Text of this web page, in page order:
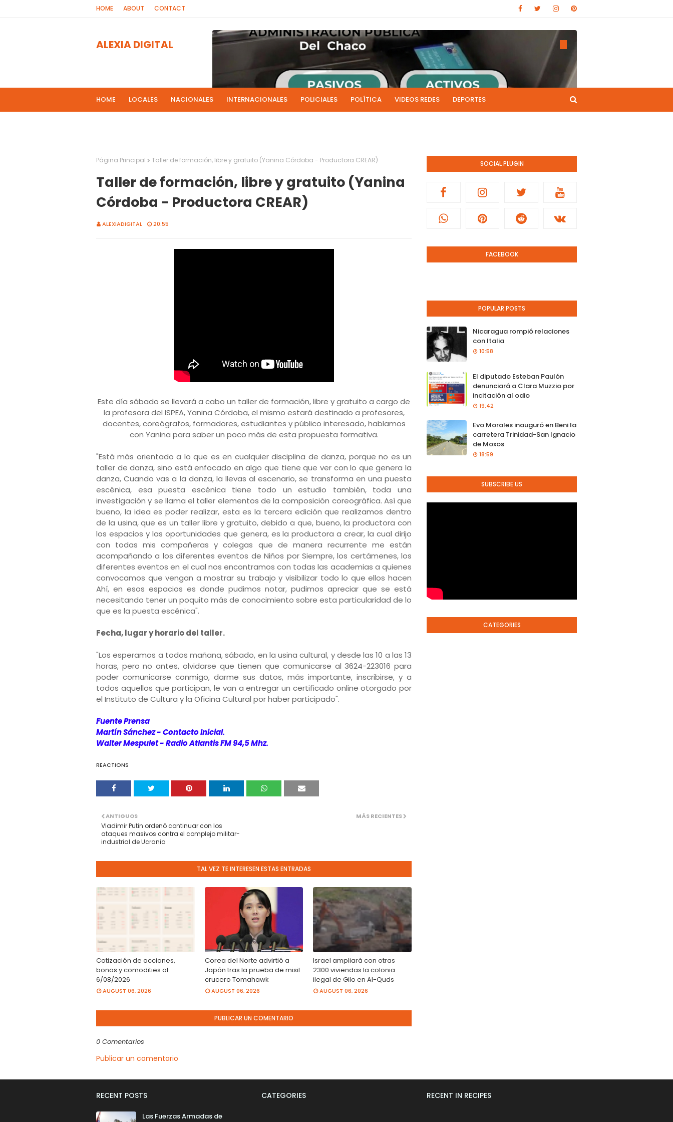
HOME ABOUT CONTACT
ALEXIA DIGITAL
HOME LOCALES NACIONALES INTERNACIONALES POLICIALES POLÍTICA VIDEOS REDES DEPORTES
Página Principal Taller de formación, libre y gratuito (Yanina Córdoba - Productora CREAR)
Taller de formación, libre y gratuito (Yanina
Córdoba - Productora CREAR)
ALEXIADIGITAL 20:55
Este día sábado se llevará a cabo un taller de formación, libre y gratuito a cargo de
la profesora del ISPEA, Yanina Córdoba, el mismo estará destinado a profesores,
docentes, coreógrafos, formadores, estudiantes y público interesado, hablamos
con Yanina para saber un poco más de esta propuesta formativa.
"Está más orientado a lo que es en cualquier disciplina de danza, porque no es un
taller de danza, sino está enfocado en algo que tiene que ver con lo que genera la
danza, Cuando vas a la danza, la llevas al escenario, se transforma en una puesta
escénica, esa puesta escénica tiene todo un estudio también, toda una
investigación y se llama el taller elementos de la composición coreográfica. Así que
bueno, la idea es poder realizar, esta es la tercera edición que realizamos dentro
de la usina, que es un taller libre y gratuito, debido a que, bueno, la productora con
los espacios y las oportunidades que genera, es la productora a crear, la cual dirijo
con todas mis compañeras y colegas que de manera recurrente me están
acompañando a los diferentes eventos de Niños por Siempre, los certámenes, los
diferentes eventos en el cual nos encontramos con todas las academias a quienes
convocamos que vengan a mostrar su trabajo y visibilizar todo lo que ellos hacen
Ahí, en esos espacios es donde pudimos notar, pudimos apreciar que se está
necesitando tener un poquito más de conocimiento sobre esta particularidad de lo
que es la puesta escénica".
Fecha, lugar y horario del taller.
"Los esperamos a todos mañana, sábado, en la usina cultural, y desde las 10 a las 13
horas, pero no antes, olvidarse que tienen que comunicarse al 3624-223016 para
poder comunicarse conmigo, darme sus datos, más importante, inscribirse, y a
todos aquellos que participan, le van a entregar un certificado online otorgado por
el Instituto de Cultura y la Oficina Cultural por haber participado".
Fuente Prensa
Martín Sánchez - Contacto Inicial.
Walter Mespulet - Radio Atlantis FM 94,5 Mhz.
REACTIONS
MÁS RECIENTES
ANTIGUOS
Vladimir Putin ordenó continuar con los
ataques masivos contra el complejo militar-
industrial de Ucrania
TAL VEZ TE INTERESEN ESTAS ENTRADAS
Cotización de acciones,
bonos y comodities al
6/08/2026
AUGUST 06, 2026
Corea del Norte advirtió a
Japón tras la prueba de misil
crucero Tomahawk
AUGUST 06, 2026
Israel ampliará con otras
2300 viviendas la colonia
ilegal de Gilo en Al-Quds
AUGUST 06, 2026
PUBLICAR UN COMENTARIO
0 Comentarios
Publicar un comentario
SOCIAL PLUGIN
FACEBOOK
POPULAR POSTS
Nicaragua rompió relaciones
con Italia
10:58
El diputado Esteban Paulón
denunciará a Clara Muzzio por
incitación al odio
19:42
Evo Morales inauguró en Beni la
carretera Trinidad-San Ignacio
de Moxos
18:59
SUBSCRIBE US
CATEGORIES
RECENT POSTS
Las Fuerzas Armadas de
CATEGORIES RECENT IN RECIPES